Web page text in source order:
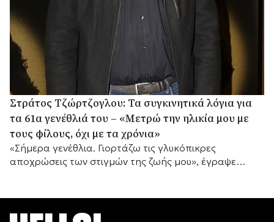
Στράτος Τζώρτζογλου: Τα συγκινητικά λόγια για
τα 61α γενέθλιά του – «Μετρώ την ηλικία μου με
τους φίλους, όχι με τα χρόνια»
«Σήμερα γενέθλια. Γιορτάζω τις γλυκόπικρες
αποχρώσεις των στιγμών της ζωής μου», έγραψε